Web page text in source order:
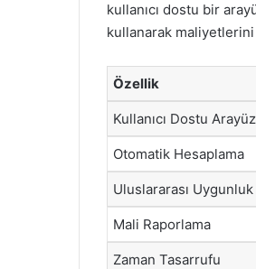
kullanıcı dostu bir
kullanarak
Özellik
Kullanıcı Dostu Arayüz
Otomatik Hesaplama
Uluslararası Uygunluk
Mali Raporlama
Zaman Tasarrufu